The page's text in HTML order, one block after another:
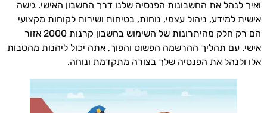
ואיך לנהל את החשבונות הפנסיה שלנו דרך החשבון האישי. גישה
אישית למידע, ניהול עצמי, נוחות, בטיחות ושירות לקוחות מקצועי
הם רק חלק מהיתרונות של השימוש בחשבון קרנות 2000 אזור
אישי. עם תהליך ההרשמה הפשוט והפוך, אתה יכול ליהנות מהטבות
אלו ולנהל את הפנסיה שלך בצורה מתקדמת ונוחה.